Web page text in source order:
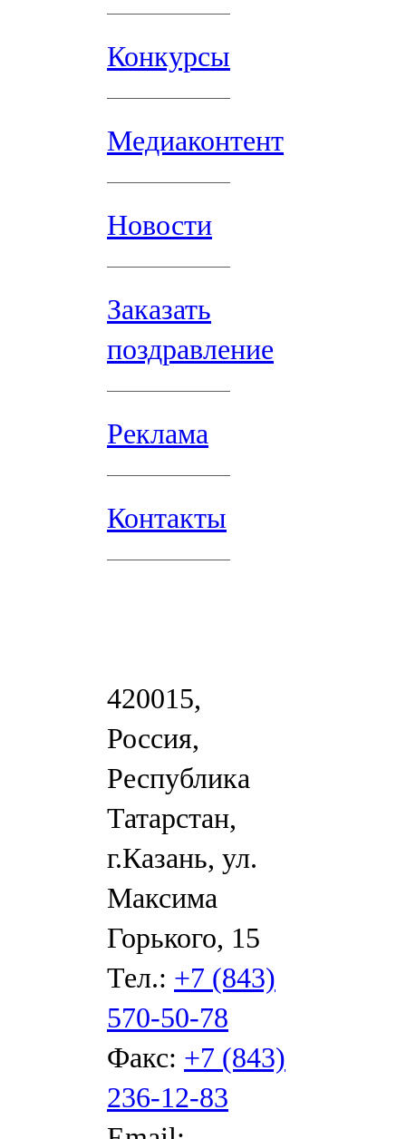
Конкурсы
Медиаконтент
Новости
Заказать
поздравление
Реклама
Контакты
420015,
Россия,
Республика
Татарстан,
г.Казань, ул.
Максима
Горького, 15
Тел.: +7 (843)
570-50-78
Факс: +7 (843)
236-12-83